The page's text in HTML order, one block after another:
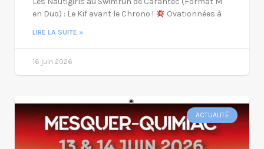
en Duo) : Le Kif avant le Chrono !
Ovationnées à
LIRE LA SUITE »
16 juin 2026
ACTUALITÉ